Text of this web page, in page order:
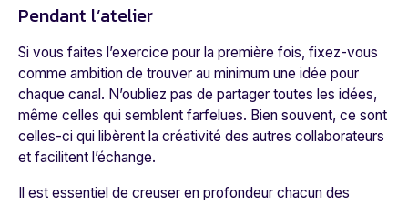
Pendant l’atelier
Si vous faites l’exercice pour la première fois, fixez-vous
comme ambition de trouver au minimum une idée pour
chaque canal. N’oubliez pas de partager toutes les idées,
même celles qui semblent farfelues. Bien souvent, ce sont
celles-ci qui libèrent la créativité des autres collaborateurs
et facilitent l’échange.
Il est essentiel de creuser en profondeur chacun des